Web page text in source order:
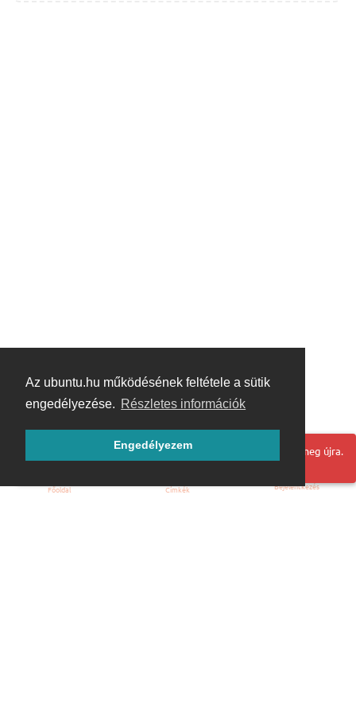
Az ubuntu.hu működésének feltétele a sütik
engedélyezése. Részletes információk
Engedélyezem
Hoppá! Valami hiba történt. Frissítse az oldalt és próbálja meg újra.
Főoldal Címkék Bejelentkezés